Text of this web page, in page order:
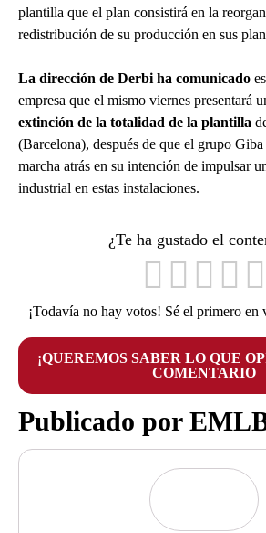
plantilla que el plan consistirá en la
redistribución de su producción en sus
La dirección de Derbi ha comunicado
empresa que el mismo viernes presentará
extinción de la totalidad de la plantilla
(Barcelona), después de que el grupo
marcha atrás en su intención de impulsar
industrial en estas instalaciones.
¿Te ha gustado el
¡Todavía no hay votos! Sé el primero en
¡QUEREMOS SABER LO QUE
COMENTARIO
Publicado por